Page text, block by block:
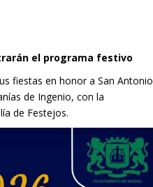
el programa festivo
fiestas en honor a San Antonio
de Ingenio, con la
de Festejos.